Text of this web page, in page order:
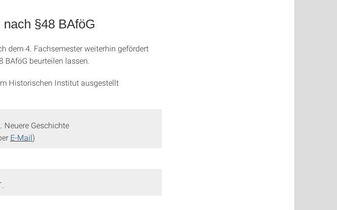
§48 BAföG
dem 4. Fachsemester weiterhin gefördert
beurteilen lassen.
Historischen Institut ausgestellt
Neuere Geschichte
E-Mail)